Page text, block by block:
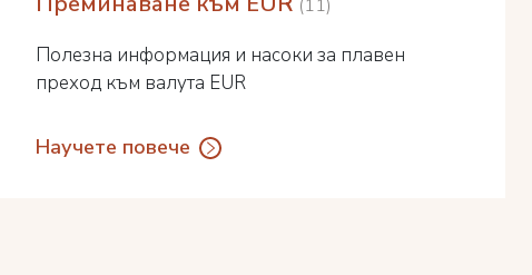
11
Полезна информация и насоки за плавен
преход към валута EUR
Научете повече